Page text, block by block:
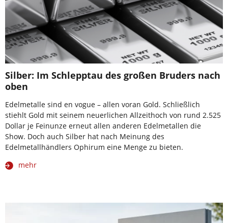
Silber: Im Schlepptau des großen Bruders nach
oben
Edelmetalle sind en vogue – allen voran Gold. Schließlich
stiehlt Gold mit seinem neuerlichen Allzeithoch von rund 2.525
Dollar je Feinunze erneut allen anderen Edelmetallen die
Show. Doch auch Silber hat nach Meinung des
Edelmetallhändlers Ophirum eine Menge zu bieten.
mehr